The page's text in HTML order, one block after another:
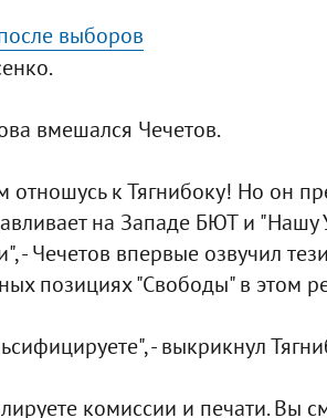
выборов
вмешался Чечетов.
отношусь к Тягнибоку! Но он
на Западе БЮТ и "Нашу
- Чечетов впервые озвучил
позициях "Свободы" в этом
- выкрикнул
комиссии и печати. Вы